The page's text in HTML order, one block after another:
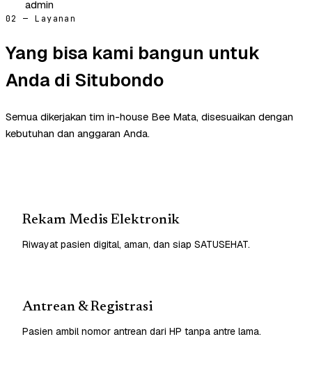
admin
02 — Layanan
Yang bisa kami bangun untuk
Anda di Situbondo
Semua dikerjakan tim in-house Bee Mata, disesuaikan dengan
kebutuhan dan anggaran Anda.
Rekam Medis Elektronik
Riwayat pasien digital, aman, dan siap SATUSEHAT.
Antrean & Registrasi
Pasien ambil nomor antrean dari HP tanpa antre lama.